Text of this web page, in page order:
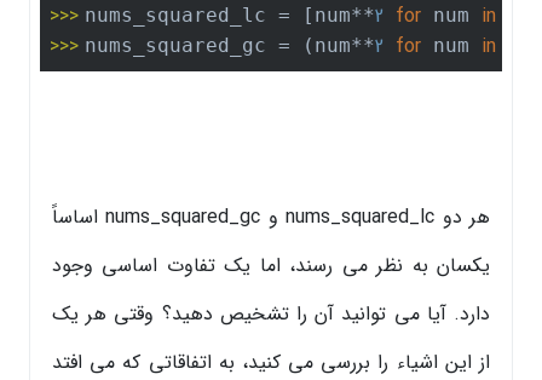
>>> nums_squared_lc = [num**2 for num in
>>> nums_squared_gc = (num**2 for num in
هر دو nums_squared_lc و nums_squared_gc اساساً
یکسان به نظر می رسند، اما یک تفاوت اساسی وجود
دارد. آیا می توانید آن را تشخیص دهید؟ وقتی هر یک
از این اشیاء را بررسی می کنید، به اتفاقاتی که می افتد